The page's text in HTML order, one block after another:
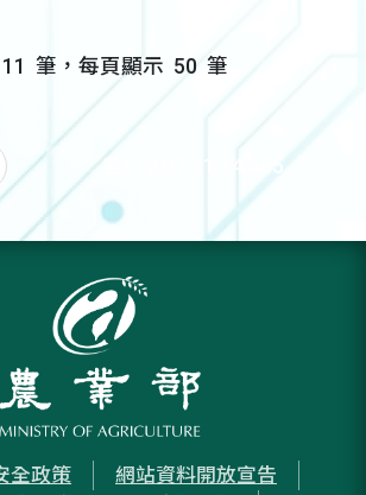
11 筆，每頁顯示 50 筆
自112.07.21:14,455
全政策
網站資料開放宣告